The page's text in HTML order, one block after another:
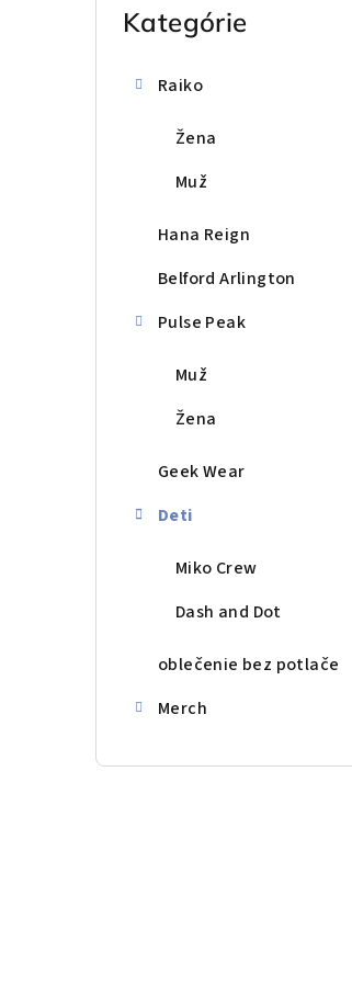
Kategórie
Raiko
Žena
Muž
Hana Reign
Belford Arlington
Pulse Peak
Muž
Žena
Geek Wear
Deti
Miko Crew
Dash and Dot
oblečenie bez potlače
Merch